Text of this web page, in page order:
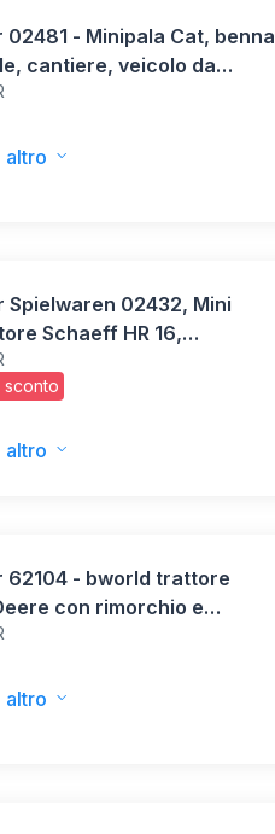
02481 - Minipala Cat, benna
cantiere, veicolo da
macchina da
altro
sconto
Spielwaren 02432, Mini
Schaeff HR 16,
altro
62104 - bworld trattore
con rimorchio e
trattore, figura
altro